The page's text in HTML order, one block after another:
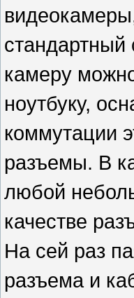
камеру
ноутбуку,
коммутации
разъемы. В
любой
качестве
На сей раз
разъема и